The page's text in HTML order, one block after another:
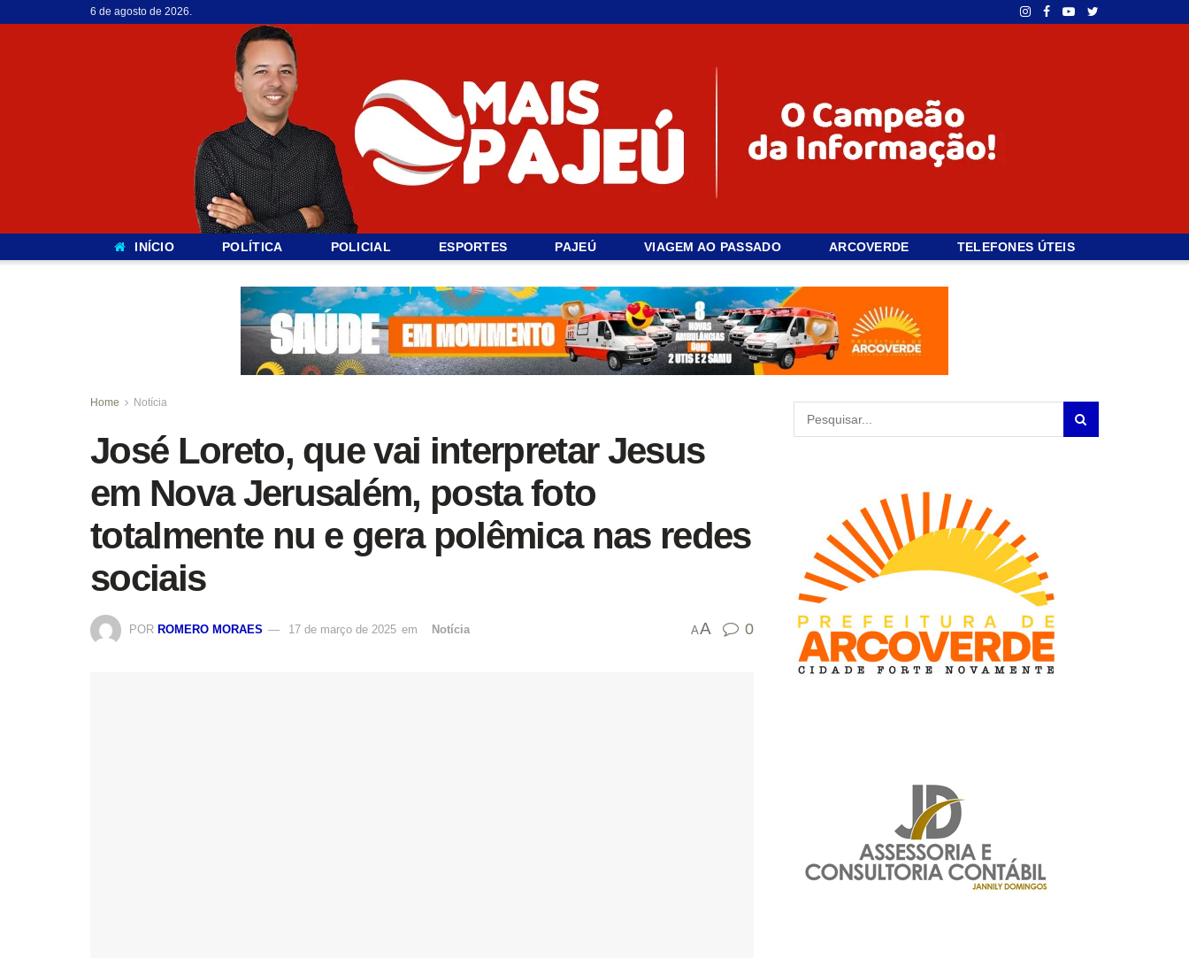
6 de agosto de 2026.
INÍCIO POLÍTICA POLICIAL ESPORTES PAJEÚ VIAGEM AO PASSADO ARCOVERDE TELEFONES ÚTEIS
Home Notícia
José Loreto, que vai interpretar Jesus
em Nova Jerusalém, posta foto
totalmente nu e gera polêmica nas redes
sociais
POR ROMERO MORAES 17 de março de 2025 emﾠ Notícia AA 0